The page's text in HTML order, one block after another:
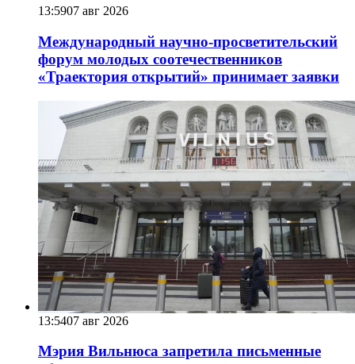
13:5907 авг 2026
Международный научно-просветительский
форум молодых соотечественников
«Траектория открытий» принимает заявки
13:5407 авг 2026
Мэрия Вильнюса запретила письменные